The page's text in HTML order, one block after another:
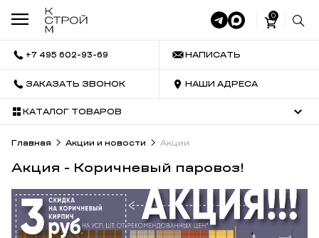
0
+7 495 602-93-69 НАПИСАТЬ
ЗАКАЗАТЬ ЗВОНОК НАШИ АДРЕСА
КАТАЛОГ ТОВАРОВ
Главная Акции и новости Акции
Акция - Коричневый паровоз!